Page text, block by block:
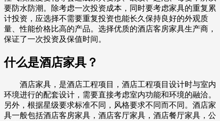
要防水防潮。除考虑一次投资成本，同时要考虑家具的重复累
计投资，应选择不需要重复投资也能长久保持良好的外观质
量、性能价格比高的产品。选择优质的酒店客房家具生产商，
保证了一次投资及保值时间。
什么是酒店家具？
酒店家具，是酒店工程项目，酒店工程项目设计时与室内
环境进行的配套设计，需要直接考虑室内功能和环境的融洽。
另外，根据星级要求标准不同，风格要求不同而不同。酒店家
具一般包括酒店客房家具，酒店客厅家具，酒店餐厅家具，公